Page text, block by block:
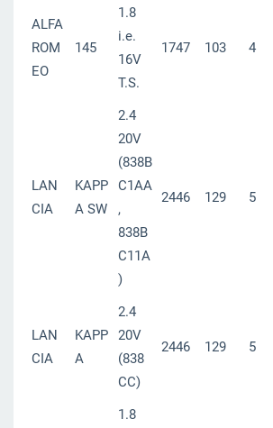
ALFA
ROM
EO
145
1.8
i.e.
16V
T.S.
1747 103 4
LAN
CIA
KAPP
A SW
2.4
20V
(838B
C1AA
,
838B
C11A
)
2446 129 5
LAN
CIA
KAPP
A
2.4
20V
(838
CC)
2446 129 5
1.8